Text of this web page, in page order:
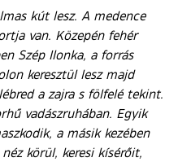
kút lesz. A medence
van. Közepén fehér
Szép Ilonka, a forrás
keresztül lesz majd
a zajra s fölfelé tekint.
vadászruhában. Egyik
a másik kezében
körül, keresi kísérőit,